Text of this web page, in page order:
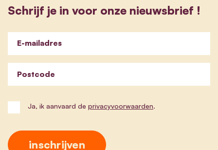
Schrijf je in voor onze nieuwsbrief !
E-mailadres
Postcode
Ja, ik aanvaard de privacyvoorwaarden.